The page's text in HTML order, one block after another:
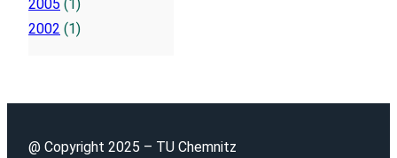
2005 (1)
2002 (1)
@ Copyright 2025 – TU Chemnitz